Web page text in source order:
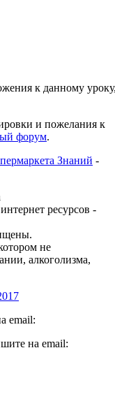
к данному
и пожелания к
форум.
Знаний -
ресурсов -
не
алкоголизма,
email:
на email: